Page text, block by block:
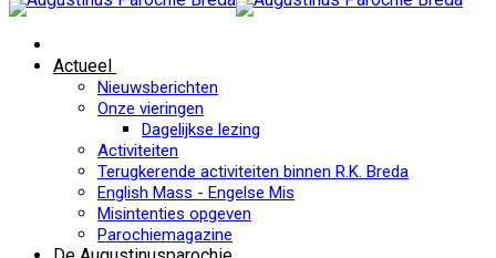
Actueel
Nieuwsberichten
Onze vieringen
Dagelijkse lezing
Activiteiten
Terugkerende activiteiten binnen R.K. Breda
English Mass - Engelse Mis
Misintenties opgeven
Parochiemagazine